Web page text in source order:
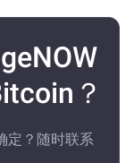
？
定？随时联系